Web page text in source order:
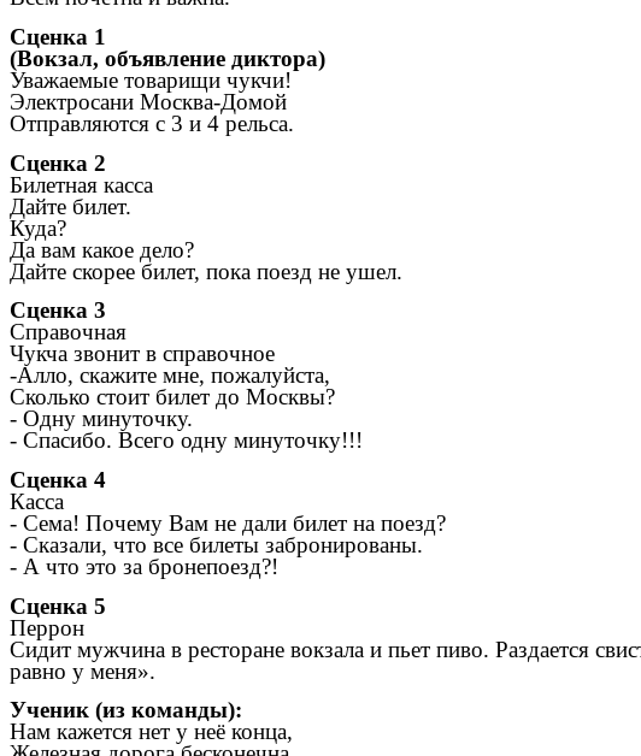
Сценка 1
(Вокзал, объявление диктора)
Уважаемые товарищи чукчи!
Электросани Москва-Домой
Отправляются с 3 и 4 рельса.
Сценка 2
Билетная касса
Дайте билет.
Куда?
Да вам какое дело?
Дайте скорее билет, пока поезд не ушел.
Сценка 3
Справочная
Чукча звонит в справочное
-Алло, скажите мне, пожалуйста,
Сколько стоит билет до Москвы?
- Одну минуточку.
- Спасибо. Всего одну минуточку!!!
Сценка 4
Касса
- Сема! Почему Вам не дали билет на поезд?
- Сказали, что все билеты забронированы.
- А что это за бронепоезд?!
Сценка 5
Перрон
Сидит мужчина в ресторане вокзала и пьет пиво. Раздается
равно у меня».
Ученик (из команды):
Нам кажется нет у неё конца,